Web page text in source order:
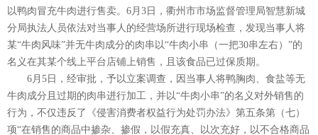
以鸭肉冒充牛肉进行售卖。6月3日，衢州市市场监督管理局智慧新城
分局执法人员依法对当事人的经营场所进行现场检查，发现当事人将
某“牛肉风味”并无牛肉成分的肉串以“牛肉小串（一把30串左右）”的
名义在其某个线上平台店铺上销售，且该食品已过保质期。
6月5日，经审批，予以立案调查，因当事人将鸭胸肉、食盐等无
牛肉成分且过期的肉串进行加工，并以“牛肉小串”的名义对外销售的
行为，不仅违反了《侵害消费者权益行为处罚办法》第五条第（七）
项“在销售的商品中掺杂、掺假，以假充真、以次充好，以不合格商品